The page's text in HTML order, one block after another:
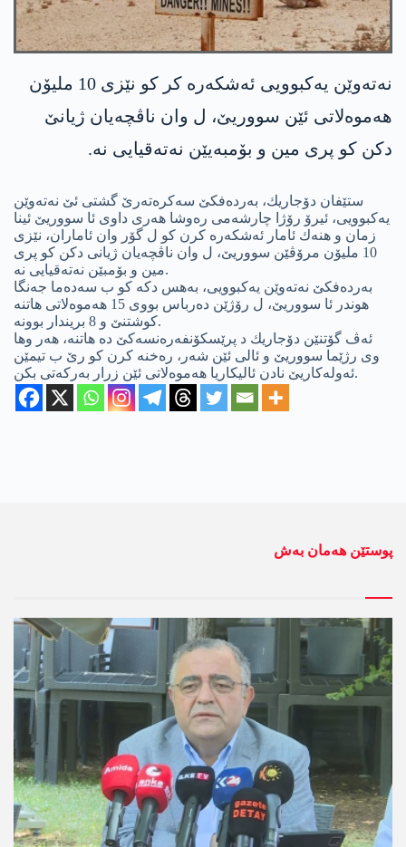
نەتەوێن یه‌كبوویی ئه‌شكه‌ره‌ كر كو نێزی 10 ملیۆن
هه‌موه‌لاتی ئێن سووریێ، ل وان ناڤچه‌یان ژیانێ
دكن كو پری مین و بۆمبه‌یێن نه‌ته‌قیایی نه‌.
ستێفان دۆجاریك، به‌رده‌فكێ سه‌كره‌ته‌رێ گشتی ئێ نه‌ته‌وێن
یه‌كبوویی، ئیرۆ رۆژا چارشه‌می ره‌وشا هه‌ری داوی ئا سووریێ ئینا
زمان و هنه‌ك ئامار ئه‌شكه‌ره‌ كرن كو ل گۆر وان ئاماران، نێزی
10 ملیۆن مرۆڤێن سووریێ، ل وان ناڤچه‌یان ژیانی دكن كو پری
مین و بۆمبێن نه‌ته‌قیایی نه‌.
به‌رده‌فكێ نه‌ته‌وێن یه‌كبوویی، به‌هس دكه‌ كو ب سه‌ده‌ما جه‌نگا
هوندر ئا سووریێ، ل رۆژێن ده‌رباس بووی 15 هه‌موه‌لاتی هاتنه‌
كوشتنێ و 8 بریندار بوونه‌.
ئه‌ڤ گۆتنێن دۆجاریك د پرێسكۆنفه‌ره‌نسه‌كێ ده‌ هاتنه‌، هه‌ر وها
وی رژێما سووریێ و ئالی ئێن شه‌ر، ره‌خنه‌ كرن كو رێ ب تیمێن
ئه‌وله‌كاریێ نادن ئالیكاریا هه‌موه‌لاتی ئێن زرار به‌ركه‌تی بكن.
پوستێن ھەمان بەش